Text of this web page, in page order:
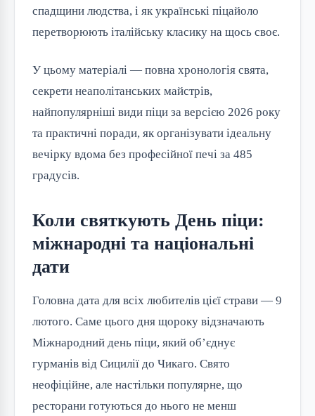
спадщини людства, і як українські піцайоло
перетворюють італійську класику на щось своє.
У цьому матеріалі — повна хронологія свята,
секрети неаполітанських майстрів,
найпопулярніші види піци за версією 2026 року
та практичні поради, як організувати ідеальну
вечірку вдома без професійної печі за 485
градусів.
Коли святкують День піци:
міжнародні та національні
дати
Головна дата для всіх любителів цієї страви — 9
лютого. Саме цього дня щороку відзначають
Міжнародний день піци, який об’єднує
гурманів від Сицилії до Чикаго. Свято
неофіційне, але настільки популярне, що
ресторани готуються до нього не менш